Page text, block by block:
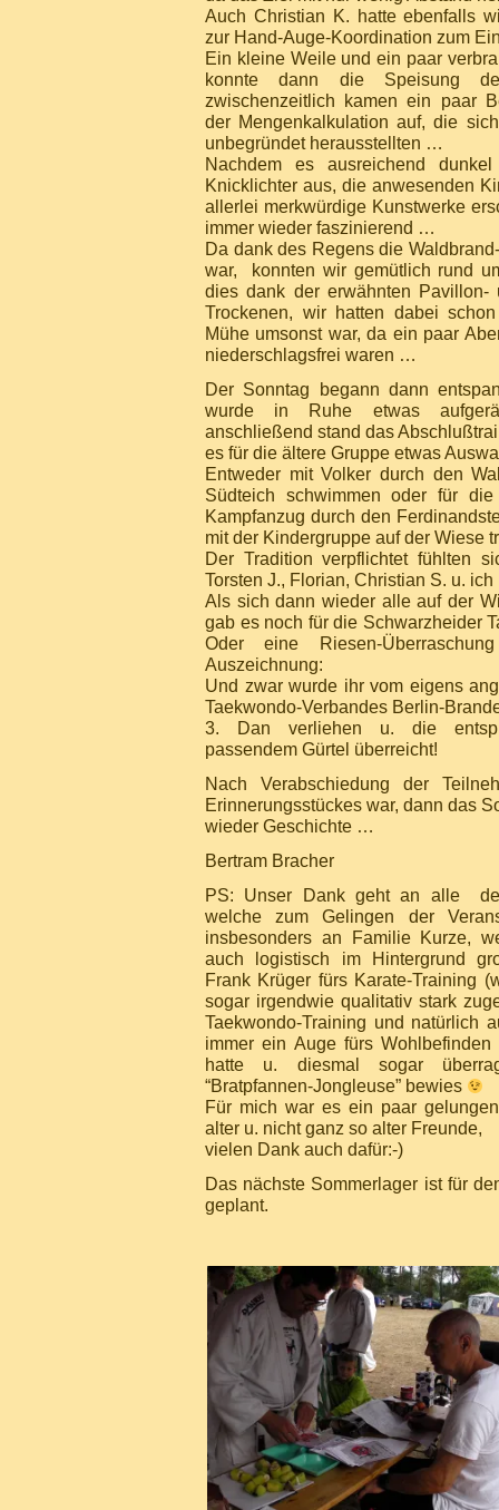
Auch Christian K. hatte ebenfalls
zur Hand-Auge-Koordination zum
Ein kleine Weile und ein paar
konnte dann die Speisung
zwischenzeitlich kamen ein paar
der Mengenkalkulation auf, die
unbegründet herausstellten …
Nachdem es ausreichend
Knicklichter aus, die anwesenden
allerlei merkwürdige Kunstwerke
immer wieder faszinierend …
Da dank des Regens die
war, konnten wir gemütlich rund
dies dank der erwähnten Pavillon-
Trockenen, wir hatten dabei
Mühe umsonst war, da ein paar
niederschlagsfrei waren …
Der Sonntag begann dann
wurde in Ruhe etwas
anschließend stand das
es für die ältere Gruppe etwas
Entweder mit Volker durch den
Südteich schwimmen oder für
Kampfanzug durch den
mit der Kindergruppe auf der Wiese
Der Tradition verpflichtet fühlten
Torsten J., Florian, Christian S. u. ich
Als sich dann wieder alle auf der
gab es noch für die Schwarzheider
Oder eine Riesen-
Auszeichnung:
Und zwar wurde ihr vom eigens
Taekwondo-Verbandes Berlin-
3. Dan verliehen u. die
passendem Gürtel überreicht!
Nach Verabschiedung der
Erinnerungsstückes war, dann das
wieder Geschichte …
Bertram Bracher
PS: Unser Dank geht an alle
welche zum Gelingen der
insbesonders an Familie Kurze,
auch logistisch im Hintergrund
Frank Krüger fürs Karate-Training
sogar irgendwie qualitativ stark
Taekwondo-Training und natürlich
immer ein Auge fürs
hatte u. diesmal sogar
“Bratpfannen-Jongleuse” bewies
Für mich war es ein paar
alter u. nicht ganz so alter Freunde,
vielen Dank auch dafür:-)
Das nächste Sommerlager ist für
geplant.